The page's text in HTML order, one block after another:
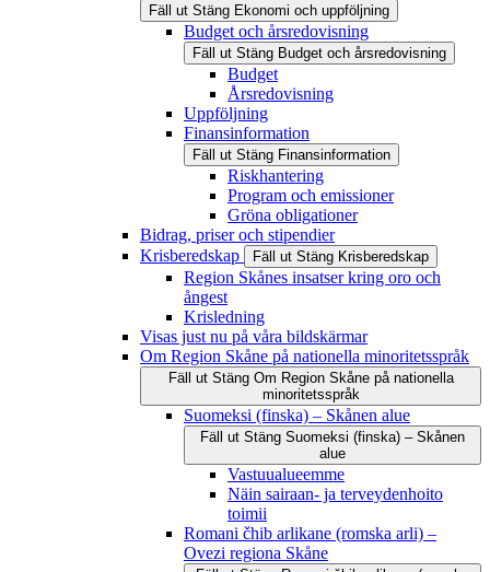
Fäll ut Stäng Ekonomi och uppföljning
Budget och årsredovisning
Fäll ut Stäng Budget och årsredovisning
Budget
Årsredovisning
Uppföljning
Finansinformation
Fäll ut Stäng Finansinformation
Riskhantering
Program och emissioner
Gröna obligationer
Bidrag, priser och stipendier
Krisberedskap
Fäll ut Stäng Krisberedskap
Region Skånes insatser kring oro och
ångest
Krisledning
Visas just nu på våra bildskärmar
Om Region Skåne på nationella minoritetsspråk
Fäll ut Stäng Om Region Skåne på nationella
minoritetsspråk
Suomeksi (finska) – Skånen alue
Fäll ut Stäng Suomeksi (finska) – Skånen
alue
Vastuualueemme
Näin sairaan- ja terveydenhoito
toimii
Romani čhib arlikane (romska arli) –
Ovezi regiona Skåne